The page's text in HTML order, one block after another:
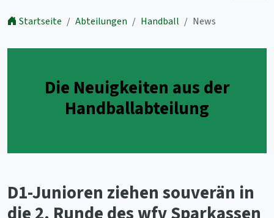
Startseite Abteilungen Handball News
Die Neuigkeiten aus der
Handballabteilung
D1-Junioren ziehen souverän in